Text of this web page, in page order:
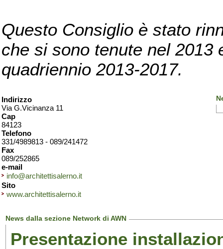
Questo Consiglio è stato
che si sono tenute nel 2013
quadriennio 2013-2017.
Indirizzo
Via G.Vicinanza 11
Cap
84123
Telefono
331/4989813 - 089/241472
Fax
089/252865
e-mail
info@architettisalerno.it
Sito
www.architettisalerno.it
News dalla sezione Network di AWN
Presentazione